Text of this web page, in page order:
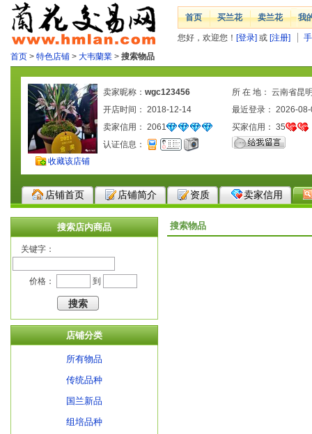
首页 买兰花 卖兰花 我
您好，欢迎您！ [登录] 或 [注册]
首页 > 特色店铺 > 大韦蘭業 > 搜索物品
收藏该店铺
卖家昵称： wgc123456
所 在 地： 云南省昆
开店时间： 2018-12-14
最近登录： 2026-
卖家信用： 2061 买家信用： 35
认证信息：
店铺首页 店铺简介 资质 卖家信用
搜索店内商品
关键字：
价格： 到
店铺分类
所有物品
传统品种
国兰新品
组培品种
搜索物品